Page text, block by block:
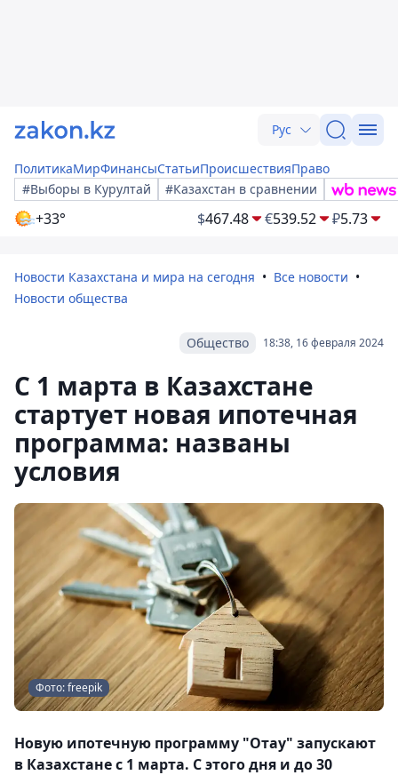
Рус
ПолитикаМирФинансыСтатьиПроисшествияПраво
#Выборы в Курултай
#Казахстан в сравнении
+33° $467.48 €539.52 ₽5.73
Новости Казахстана и мира на сегодня
Все новости
Новости общества
18:38, 16 февраля 2024
Общество
С 1 марта в Казахстане
стартует новая ипотечная
программа: названы
условия
Фото: freepik
Новую ипотечную программу "Отау" запускают
в Казахстане с 1 марта. С этого дня и до 30